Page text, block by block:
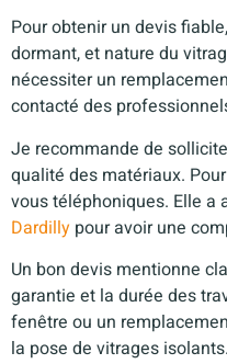
Pour obtenir un devis
dormant, et nature du
nécessiter un
contacté des
Je recommande de
qualité des matériaux.
vous téléphoniques. Elle a
Dardilly pour avoir une
Un bon devis mentionne
garantie et la durée des
fenêtre ou un
la pose de vitrages isolants.